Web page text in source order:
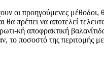
οι προηγούμενες μέθοδοι,
θα πρέπει να αποτελεί
κή αποφρακτική
το ποσοστό της περιτομής